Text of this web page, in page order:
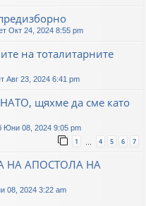
Окт 24, 2024 8:55 pm
на тоталитарните
Авг 23, 2024 6:41 pm
щяхме да сме като
Юни 08, 2024 9:05 pm
1 4 5 6 7
НА АПОСТОЛА НА
08, 2024 3:22 am